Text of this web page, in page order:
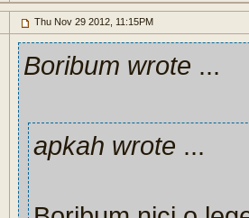
Thu Nov 29 2012, 11:15PM
Boribum wrote ...
apkah wrote ...